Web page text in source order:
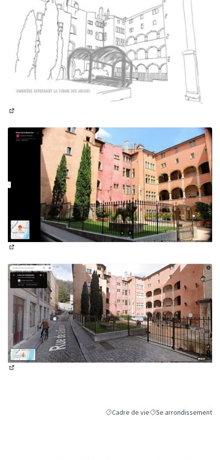
Filtrer les résultats de la catégorie :
Cadre de vieFiltrer les résultats
5e arrondissement